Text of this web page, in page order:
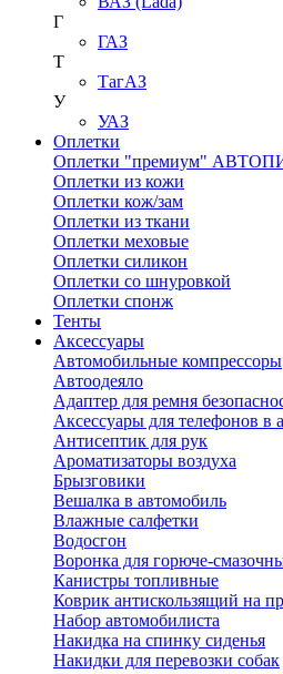
Г
ГАЗ
Т
ТагАЗ
У
УАЗ
Оплетки
Оплетки "премиум"
Оплетки из кожи
Оплетки кож/зам
Оплетки из ткани
Оплетки меховые
Оплетки силикон
Оплетки со шнуровкой
Оплетки спонж
Тенты
Аксессуары
Автомобильные компрессоры
Автоодеяло
Адаптер для ремня
Аксессуары для телефонов в
Антисептик для рук
Ароматизаторы воздуха
Брызговики
Вешалка в автомобиль
Влажные салфетки
Водосгон
Воронка для горюче-
Канистры топливные
Коврик антискользящий на
Набор автомобилиста
Накидка на спинку сиденья
Накидки для перевозки собак